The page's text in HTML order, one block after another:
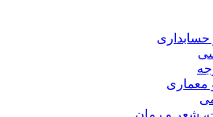
حسابداری
معماری
شعر و رمان